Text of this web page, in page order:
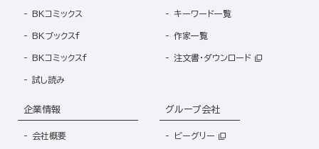
BKコミックス
BKブックスf
BKコミックスf
試し読み
キーワード一覧
作家一覧
注文書・ダウンロード
企業情報
会社概要
グループ会社
ビーグリー